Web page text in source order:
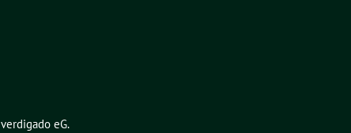
verdigado eG.